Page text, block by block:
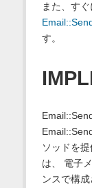
また、す
す。
ソッドを
は、 電子
ンスで構成